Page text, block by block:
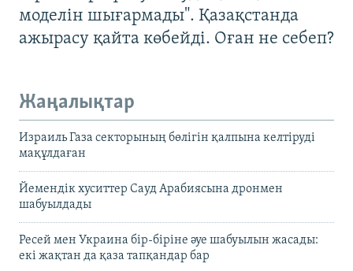
моделін шығармады". Қазақстанда
ажырасу қайта көбейді. Оған не себеп?
Жаңалықтар
Израиль Газа секторының бөлігін қалпына келтіруді
мақұлдаған
Йемендік хуситтер Сауд Арабиясына дронмен
шабуылдады
Ресей мен Украина бір-біріне әуе шабуылын жасады:
екі жақтан да қаза тапқандар бар